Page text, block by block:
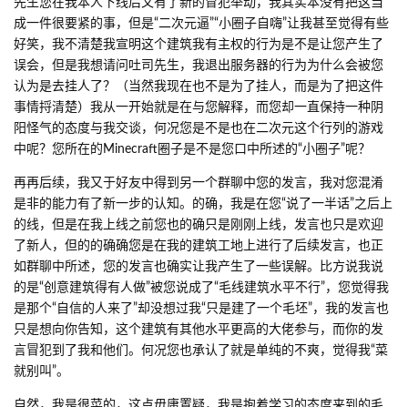
权，并且这个建筑是由我本人参与原创还原，我没有拿所谓的圈子
压人，也没有说我把模组这个“圈子”当成什么跟牛的东西，更没有
“拿着鸡毛当令箭”，而是仅仅认为你的言论冒犯到了这个建筑的原作
者，不仅仅是我这个咸鱼杂碎，也包括专业方面的几位大佬。我在
做的，仅仅是宣告主权，并且告知吐司先生您这个建筑是本人参与
原创的。
后续我因为给家人买药下线，为了避免误会，在一群中发布了飞电
智能大厦的部分图片和视频参观实录，但是经好友告知，发现吐司
先生您在我本人下线后又有了新的冒犯举动，我其实本没有把这当
成一件很要紧的事，但是“二次元逼”“小圈子自嗨”让我甚至觉得有些
好笑，我不清楚我宣明这个建筑我有主权的行为是不是让您产生了
误会，但是我想请问吐司先生，我退出服务器的行为为什么会被您
认为是去挂人了？（当然我现在也不是为了挂人，而是为了把这件
事情捋清楚）我从一开始就是在与您解释，而您却一直保持一种阴
阳怪气的态度与我交谈，何况您是不是也在二次元这个行列的游戏
中呢？您所在的Minecraft圈子是不是您口中所述的“小圈子”呢？
再再后续，我又于好友中得到另一个群聊中您的发言，我对您混淆
是非的能力有了新一步的认知。的确，我是在您“说了一半话”之后上